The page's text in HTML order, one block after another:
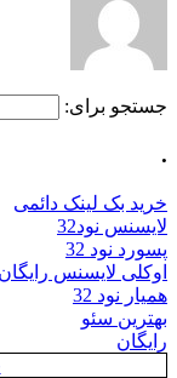
جستجو برای:
.
خرید بک لینک دائمی
لایسنس نود32
پسورد نود 32
اوکلی لایسنس رایگان
همیار نود 32
بهترین سئو
رایگان